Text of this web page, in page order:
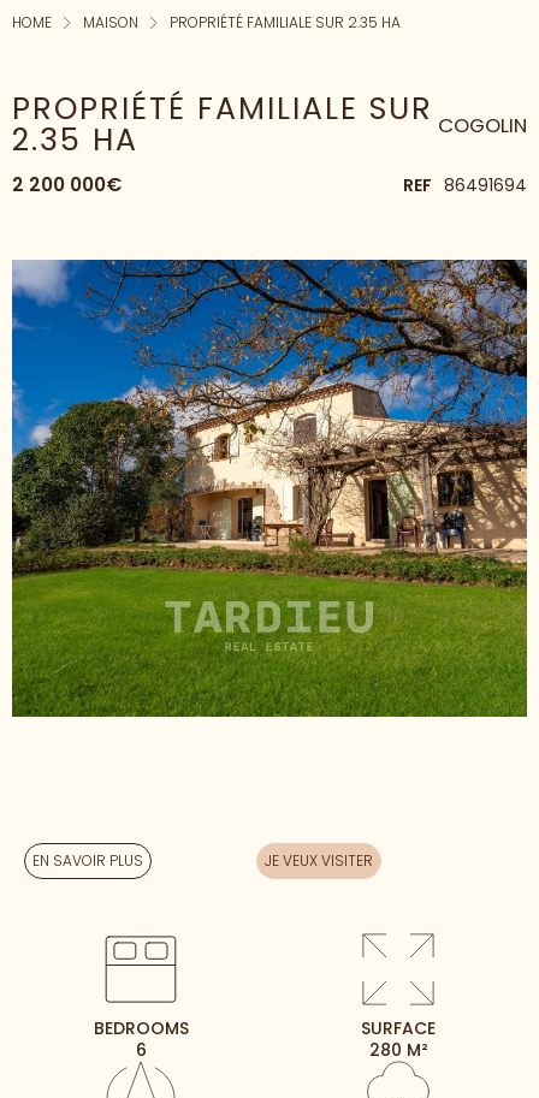
HOME MAISON PROPRIÉTÉ FAMILIALE SUR 2.35 HA
PROPRIÉTÉ FAMILIALE SUR
2.35 HA COGOLIN
2 200 000€ REF 86491694
EN SAVOIR PLUS JE VEUX VISITER
BEDROOMS
6
SURFACE
280 M²